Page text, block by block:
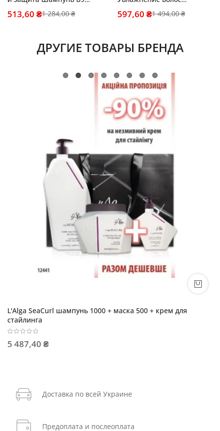
Крем F6 100мл
513,60 ₴1 284,00 ₴
Маска N6 100мл + Серум
597,60 ₴1 494,00 ₴
ДРУГИЕ ТОВАРЫ БРЕНДА
L'Alga SeaCurl шампунь 1000 + маска 500 + крем для
стайлинга
5 487,40 ₴
Доставка по всей Украине
Предоплата и послеоплата